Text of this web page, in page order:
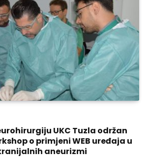
UKC Tuzla održan
o primjeni WEB uređaja u
aneurizmi